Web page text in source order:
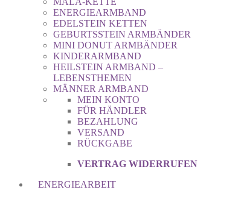
ENERGIEARMBAND
EDELSTEIN KETTEN
GEBURTSSTEIN ARMBÄNDER
MINI DONUT ARMBÄNDER
KINDERARMBAND
HEILSTEIN ARMBAND –
LEBENSTHEMEN
MÄNNER ARMBAND
MEIN KONTO
FÜR HÄNDLER
BEZAHLUNG
VERSAND
RÜCKGABE
VERTRAG WIDERRUFEN
ENERGIEARBEIT